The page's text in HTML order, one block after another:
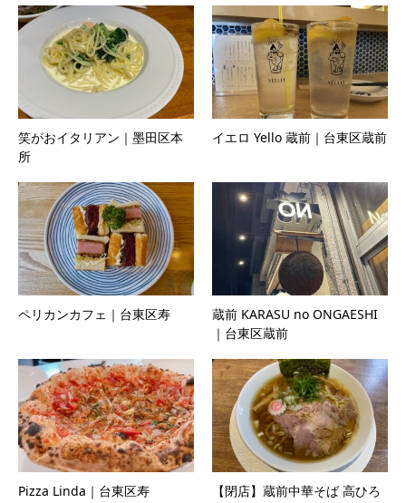
笑がおイタリアン｜墨田区本
所
イエロ Yello 蔵前｜台東区蔵前
ペリカンカフェ｜台東区寿
蔵前 KARASU no ONGAESHI
｜台東区蔵前
Pizza Linda｜台東区寿
【閉店】蔵前中華そば 高ひろ